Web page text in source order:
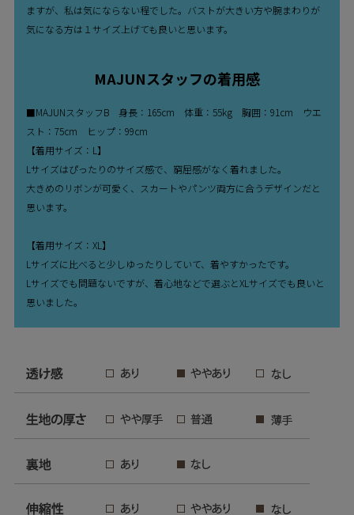
ますが、私は気にならない程でした。バストが大きい方や腕まわりが
気になる方は１サイズ上げても良いと思います。
MAJUNスタッフの着用感
■MAJUNスタッフB 身長：165cm 体重：55kg 胸囲：91cm ウエ
スト：75cm ヒップ：99cm
【着用サイズ：L】
Lサイズはぴったりのサイズ感で、窮屈感がなく着れました。
大きめのリボンが可愛く、スカートやパンツ両方に合うデザインだと
思います。
【着用サイズ：XL】
Lサイズに比べると少しゆったりしていて、着やすかったです。
Lサイズでも問題ないですが、着心地などで選ぶとXLサイズでも良いと
思いました。